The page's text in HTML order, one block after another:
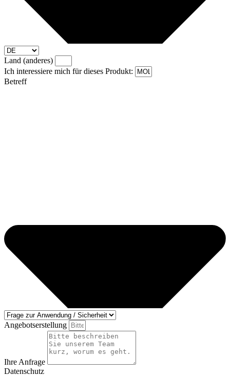
Land (anderes)
Ich interessiere mich für dieses Produkt:
Betreff
Angebotserstellung
Ihre Anfrage
Datenschutz